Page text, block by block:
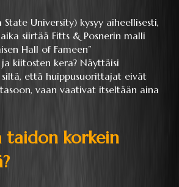
University) kysyy aiheellisesti,
siirtää Fitts & Posnerin malli
Hall of Fameen”
kiitosten kera? Näyttäisi
että huippusuorittajat eivät
vaan vaativat itseltään aina
taidon korkein